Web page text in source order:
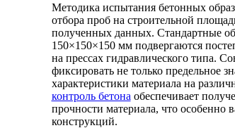
Методика испытания бетонных
отбора проб на строительной
полученных данных. Стандартные
150×150×150 мм подвергаются
на прессах гидравлического типа.
фиксировать не только предельное
характеристики материала на
контроль бетона обеспечивает
прочности материала, что
конструкций.